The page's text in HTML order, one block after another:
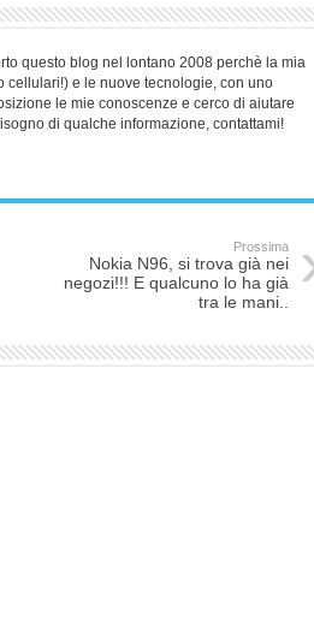
questo blog nel lontano 2008 perchè la mia
e le nuove tecnologie, con uno
le mie conoscenze e cerco di aiutare
di qualche informazione, contattami!
Prossima
Nokia N96, si trova già nei
negozi!!! E qualcuno lo ha già
tra le mani..